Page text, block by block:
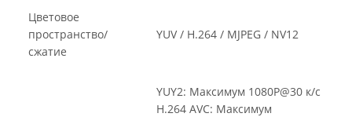
Цветовое
пространство/
сжатие
YUV / H.264 / MJPEG / NV12
YUY2: Максимум 1080P@30 к/с
H.264 AVC: Максимум